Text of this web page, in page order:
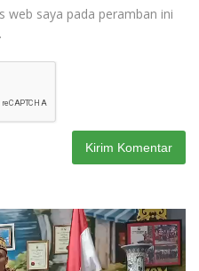
web saya pada peramban ini